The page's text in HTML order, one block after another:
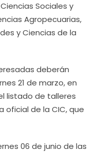
Sociales y
Agropecuarias,
y Ciencias de la
deberán
21 de marzo, en
listado de talleres
oficial de la CIC, que
06 de junio de las